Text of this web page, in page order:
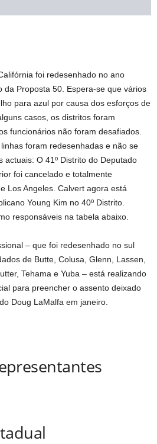
foi redesenhado no ano
da Proposta 50. Espera-se que vários
para azul por causa dos esforços de
casos, os distritos foram
funcionários não foram desafiados.
foram redesenhadas e não se
actuais: O 41º Distrito do Deputado
foi cancelado e totalmente
Los Angeles. Calvert agora está
Young Kim no 40º Distrito.
responsáveis ​​na tabela abaixo.
– que foi redesenhado no sul
de Butte, Colusa, Glenn, Lassen,
Tehama e Yuba – está realizando
para preencher o assento deixado
Doug LaMalfa em janeiro.